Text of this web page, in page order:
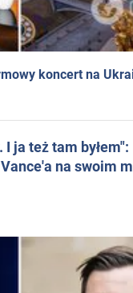
koncert na
ja też tam
na swoim